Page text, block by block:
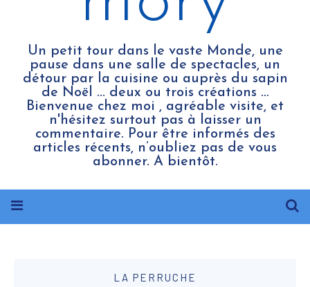
Un petit tour dans le vaste Monde, une
pause dans une salle de spectacles, un
détour par la cuisine ou auprès du sapin
de Noël ... deux ou trois créations …
Bienvenue chez moi , agréable visite, et
n'hésitez surtout pas à laisser un
commentaire. Pour être informés des
articles récents, n’oubliez pas de vous
abonner. A bientôt.
LA PERRUCHE